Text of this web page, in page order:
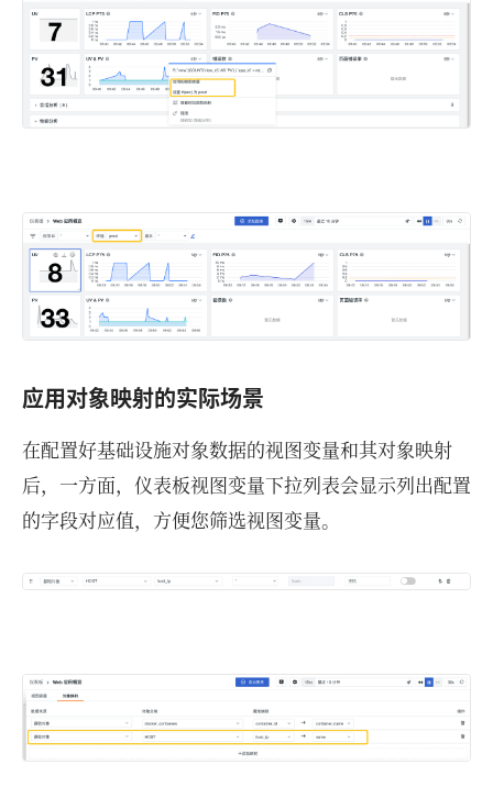
应用对象映射的实际场景
在配置好基础设施对象数据的视图变量和其对象映射
后，一方面，仪表板视图变量下拉列表会显示列出配置
的字段对应值，方便您筛选视图变量。